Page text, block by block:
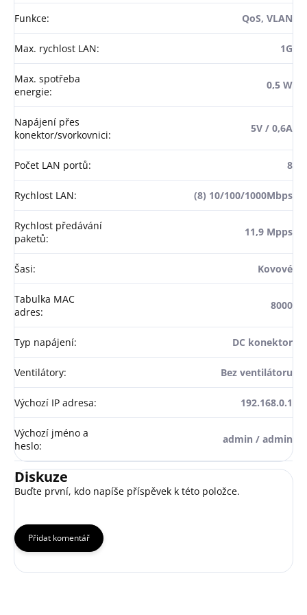
Funkce: QoS, VLAN
Max. rychlost LAN: 1G
Max. spotřeba
energie:
0,5 W
Napájení přes
konektor/svorkovnici:
5V / 0,6A
Počet LAN portů: 8
Rychlost LAN: (8) 10/100/1000Mbps
Rychlost předávání
paketů:
11,9 Mpps
Šasi: Kovové
Tabulka MAC
adres:
8000
Typ napájení: DC konektor
Ventilátory: Bez ventilátoru
Výchozí IP adresa: 192.168.0.1
Výchozí jméno a
heslo:
admin / admin
Diskuze
Buďte první, kdo napíše příspěvek k této položce.
Přidat komentář